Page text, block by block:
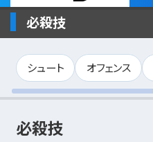
必殺技
シュート オフェンス
必殺技